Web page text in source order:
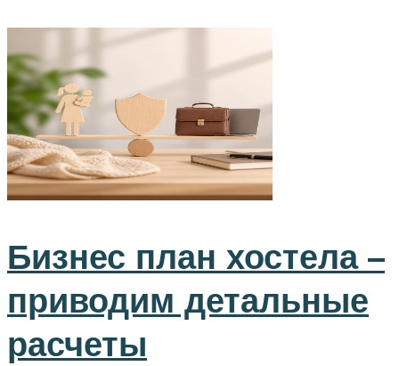
Бизнес план хостела –
приводим детальные
расчеты